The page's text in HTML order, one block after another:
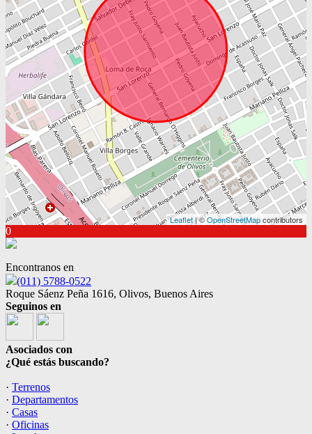
Leaflet| ©OpenStreetMapcontributors
0
Encontranos en
(011) 5788-0522
Roque Sáenz Peña 1616, Olivos, Buenos Aires
Seguinos en
Asociados con
¿Qué estás buscando?
· Terrenos
· Departamentos
· Casas
· Oficinas